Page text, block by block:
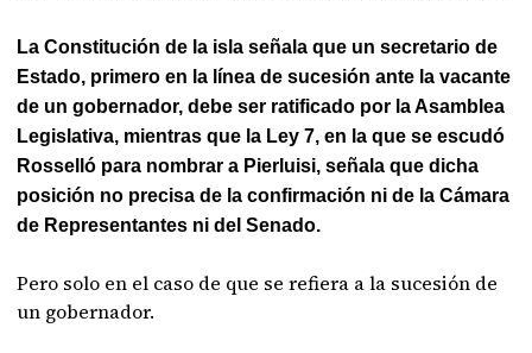
La Constitución de la isla señala que un secretario de
Estado, primero en la línea de sucesión ante la vacante
de un gobernador, debe ser ratificado por la Asamblea
Legislativa, mientras que la Ley 7, en la que se escudó
Rosselló para nombrar a Pierluisi, señala que dicha
posición no precisa de la confirmación ni de la Cámara
de Representantes ni del Senado.
Pero solo en el caso de que se refiera a la sucesión de
un gobernador.